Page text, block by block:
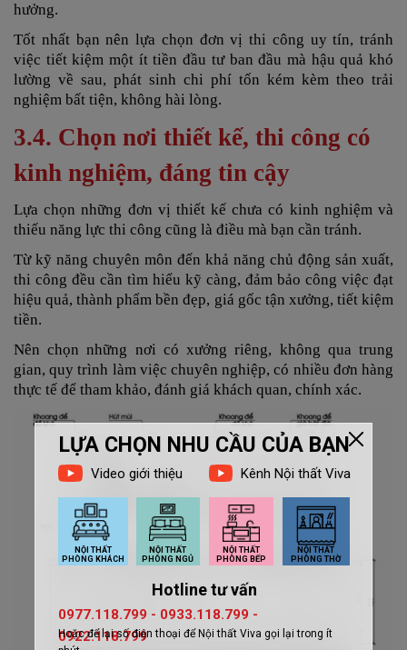
hưởng.
Tốt nhất bạn nên lựa chọn đơn vị thi công uy tín, tránh
việc tiết kiệm một ít tiền đầu tư ban đầu mà hậu quả khó
lường về sau, phát sinh chi phí tốn kém kèm theo trải
nghiệm bất tiện, không hài lòng.
3.4. Chọn nơi thiết kế, thi công có
kinh nghiệm, đáng tin cậy
Lựa chọn những đơn vị thiết kế chưa có kinh nghiệm và
thiếu năng lực thi công cũng là điều mà bạn cần tránh.
Từ kỹ năng chuyên môn đến khả năng chủ động sản xuất,
thi công đều cần tìm hiểu kỹ càng, đảm bảo công việc đạt
hiệu quả, thành phẩm bền đẹp, giá gốc tận xưởng, tiết kiệm
tiền.
Nên chọn những nơi có xưởng riêng, không qua trung
gian, quy trình làm việc chuyên nghiệp, có nhiều đơn hàng
thực tế để tham khảo, đánh giá khách quan, chính xác.